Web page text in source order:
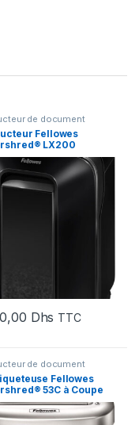
de document
Fellowes
LX200
Dhs TTC
de document
Fellowes
53C à Coupe
(4653101)